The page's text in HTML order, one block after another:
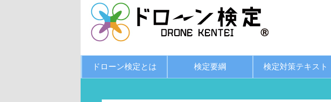
ドローン検定とは 検定要綱 検定対策テキスト